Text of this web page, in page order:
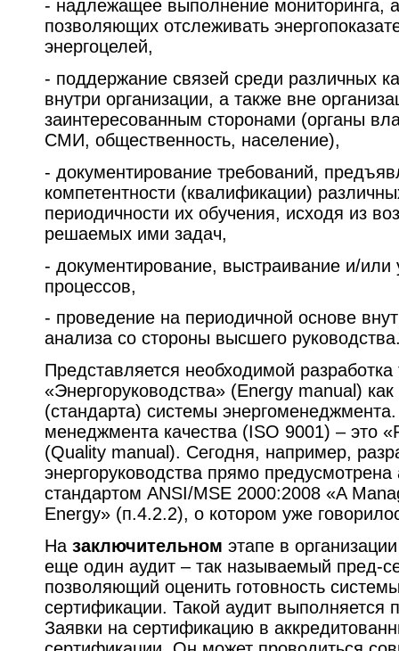
- надлежащее выполнение мониторинга,
позволяющих отслеживать
энергоцелей,
- поддержание связей среди различных
внутри организации, а также вне
заинтересованным сторонами (органы
СМИ, общественность, население),
- документирование требований,
компетентности (квалификации)
периодичности их обучения, исходя из
решаемых ими задач,
- документирование, выстраивание и/или
процессов,
- проведение на периодичной основе
анализа со стороны высшего
Представляется необходимой
«Энергоруководства» (Energy manual)
(стандарта) системы
менеджмента качества (ISO 9001) – это
(Quality manual). Сегодня, например,
энергоруководства прямо
стандартом ANSI/MSE 2000:2008 «A
Energy» (п.4.2.2), о котором уже
На заключительном этапе в
еще один аудит – так называемый пред-
позволяющий оценить готовность
сертификации. Такой аудит выполняется
Заявки на сертификацию в